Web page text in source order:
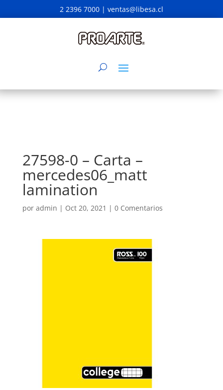
2 2396 7000 | ventas@libesa.cl
27598-0 – Carta –
mercedes06_matt
lamination
por admin | Oct 20, 2021 | 0 Comentarios